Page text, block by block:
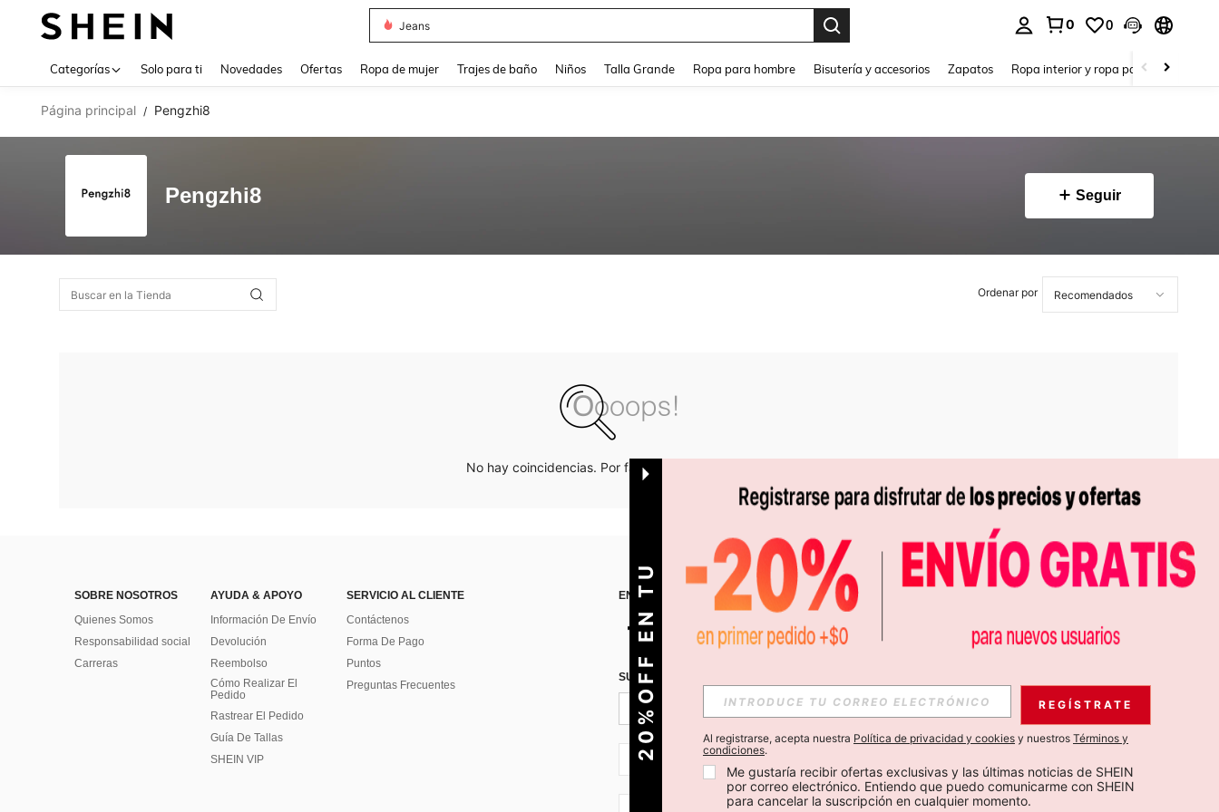
Jeans
0 0
Categorías Solo para ti Novedades Ofertas Ropa de mujer Trajes de baño Niños Talla Grande Ropa para hombre Bisutería y accesorios Zapatos Ropa interior y ropa para dormir
Página principal / Pengzhi8
Pengzhi8 Seguir
Ordenar por
No hay coincidencias. Por favor inténtalo de nuevo.
SOBRE NOSOTROS
Quienes Somos
Responsabilidad social
Carreras
AYUDA & APOYO
Información De Envío
Devolución
Reembolso
Cómo Realizar El
Pedido
Rastrear El Pedido
Guía De Tallas
SHEIN VIP
SERVICIO AL CLIENTE
Contáctenos
Forma De Pago
Puntos
Preguntas Frecuentes
ENCUÉNTRANOS EN APP
SUSCRÍBETE PARA RECIBIR OFERTAS EXCLUSIVAS, PROMOCIONES Y NOTICIAS DE SHEIN
Suscribir
CL + 56
2
0
%
O
F
F
E
N
T
U
P
R
I
M
E
R
P
E
D
I
D REGÍSTRATE
Al registrarse, acepta nuestra Política de privacidad y cookies y nuestros Términos y
condiciones.
Me gustaría recibir ofertas exclusivas y las últimas noticias de SHEIN
por correo electrónico. Entiendo que puedo comunicarme con SHEIN
para cancelar la suscripción en cualquier momento.